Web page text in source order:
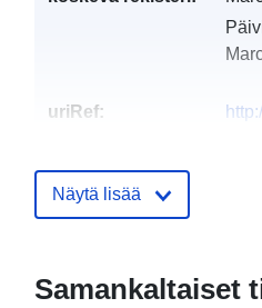
uriRef:
Näytä lisää
Samankaltaiset